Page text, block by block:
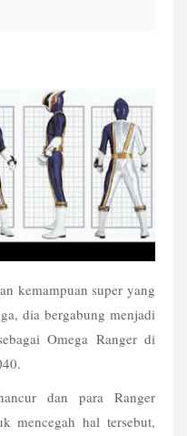
kemampuan super yang
dia bergabung menjadi
Omega Ranger di
dan para Ranger
mencegah hal tersebut,